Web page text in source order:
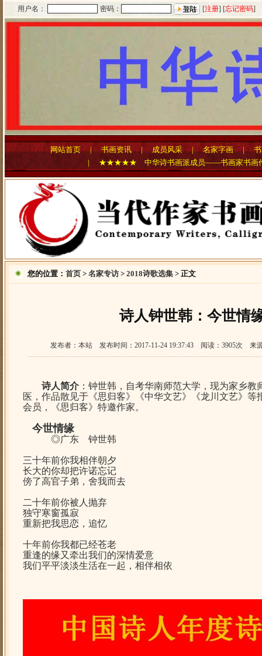
用户名： 密码： [注册] [忘记密码]
网站首页 |书画资讯 | 成员风采 |名家字画 |
| ★★★★★ 中华诗书画派成员——书画家书画
您的位置： 首页 > 名家专访 > 2018诗歌选集 > 正文
诗人钟世韩：今世情
发布者：本站 发布时间：2017-11-24 19:37:43 阅读：3905次 来
诗人简介： 钟世韩 ， 自考华南师范大学，现为家乡教
医，作品散见于《思归客》《中华文艺》《龙川文艺》 等
会员，《思归客》特邀作家。
今世情缘
◎广东 钟世韩
三十年前你我相伴朝夕
长大的你却把许诺忘记
傍了高官子弟， 舍我而去
二十年前你被人抛弃
独守寒窗孤寂
重新把我思恋，追忆
十年前你我都已经苍老
重逢的缘又牵出我们的深情爱意
我们平平淡淡生活在一起， 相伴相依